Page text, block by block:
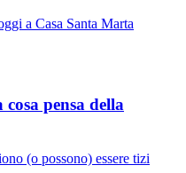
a Casa Santa Marta
pensa della
(o possono) essere tizi